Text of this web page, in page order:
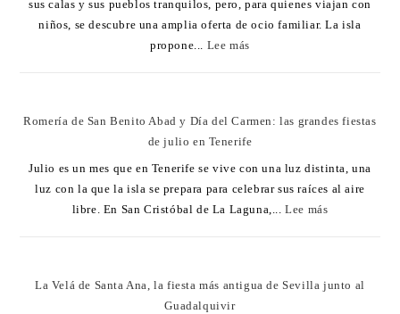
sus calas y sus pueblos tranquilos, pero, para quienes viajan con
niños, se descubre una amplia oferta de ocio familiar. La isla
propone... Lee más
Romería de San Benito Abad y Día del Carmen: las grandes fiestas
de julio en Tenerife
Julio es un mes que en Tenerife se vive con una luz distinta, una
luz con la que la isla se prepara para celebrar sus raíces al aire
libre. En San Cristóbal de La Laguna,...Lee más
La Velá de Santa Ana, la fiesta más antigua de Sevilla junto al
Guadalquivir